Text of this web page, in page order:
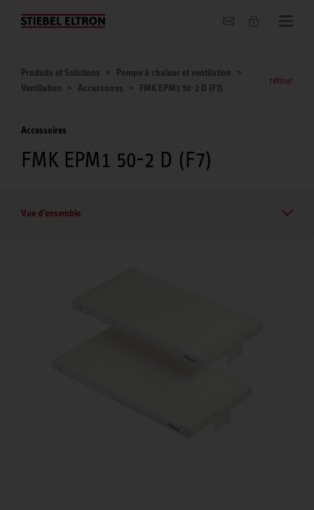
Entreprise
Produits et Solutions
Pompe à chaleur et ventilation
Ventilation
Accessoires FMK EPM1 50-2 D (F7)
retour
Accessoires
FMK EPM1 50-2 D (F7)
Vue d'ensemble